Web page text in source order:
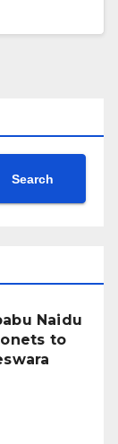
Search
Naidu
to